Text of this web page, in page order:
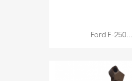
Ford F-250...